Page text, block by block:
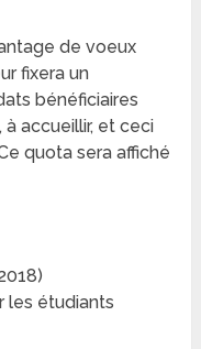
de voeux
fixera un
bénéficiaires
à accueillir, et ceci
quota sera affiché
les étudiants